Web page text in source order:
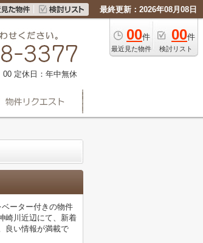
最終更新：2026年08月08日
00件
最近見た物件
00件
検討リスト
00 定休日：年中無休
ーター付きの物件
崎川近辺にて、新着
良い情報が満載で